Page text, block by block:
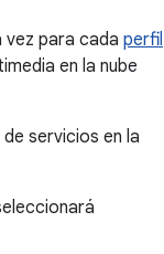
vez para cada perfil
en la nube
servicios en la